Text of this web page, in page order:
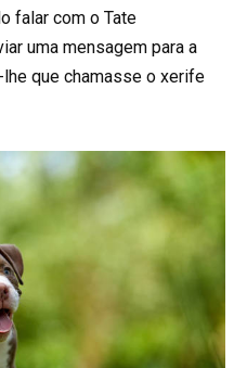
falar com o Tate
uma mensagem para a
que chamasse o xerife